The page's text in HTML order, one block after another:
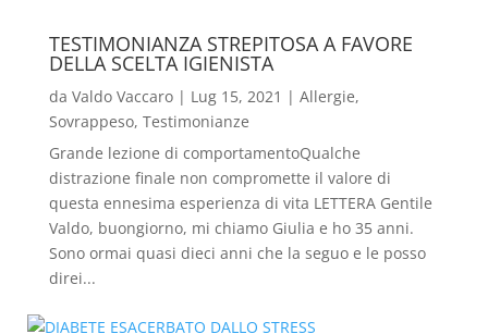
TESTIMONIANZA STREPITOSA A FAVORE
DELLA SCELTA IGIENISTA
da Valdo Vaccaro| Lug 15, 2021 | Allergie,
Sovrappeso, Testimonianze
Grande lezione di comportamentoQualche
distrazione finale non compromette il valore di
questa ennesima esperienza di vita LETTERA Gentile
Valdo, buongiorno, mi chiamo Giulia e ho 35 anni.
Sono ormai quasi dieci anni che la seguo e le posso
direi...